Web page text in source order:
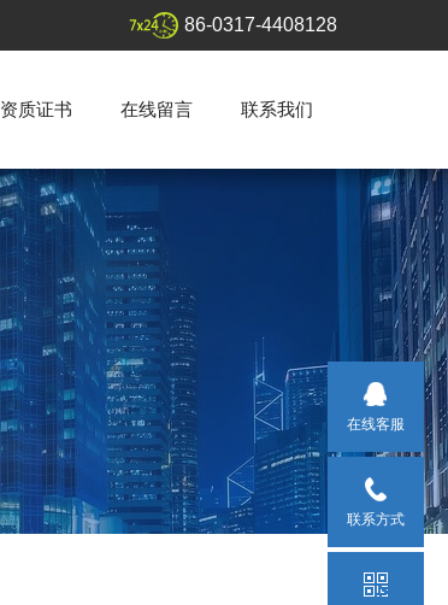
86-0317-4408128
资质证书 在线留言 联系我们
在线客服
联系方式